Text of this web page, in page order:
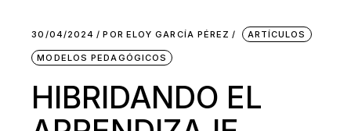
30/04/2024 POR ELOY GARCÍA PÉREZ ARTÍCULOS
MODELOS PEDAGÓGICOS
HIBRIDANDO EL